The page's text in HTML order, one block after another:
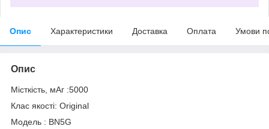
Опис Характеристики Доставка Оплата Умови
Опис
Місткість, мАг :5000
Клас якості: Original
Модель : BN5G